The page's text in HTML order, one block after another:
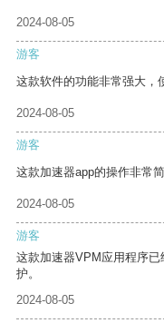
2024-08-05
游客
这款软件的功能非常强大，
2024-08-05
游客
这款加速器app的操作非常
2024-08-05
游客
这款加速器VPM应用程序
护。
2024-08-05